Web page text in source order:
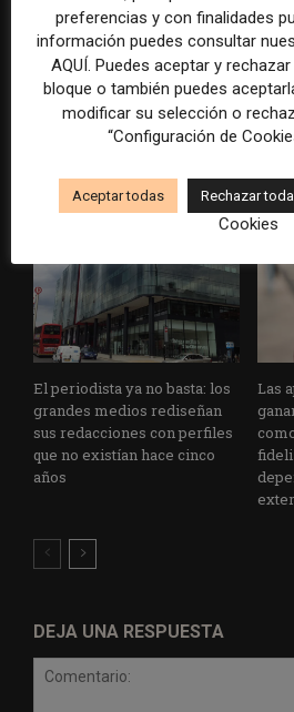
Usar la IA solo para producir
más rápido no transformará
para
más
El periodista ya no basta: los
grandes medios rediseñan
sus redacciones con perfiles
que no existían hace cinco
años
Las
DEJA UNA RESPUESTA
preferencias y con finalidades
información puedes consultar
AQUÍ. Puedes aceptar y
bloque o también puedes
modificar su selección o
“Configuración de
Aceptar todas Rechazar
Cookies